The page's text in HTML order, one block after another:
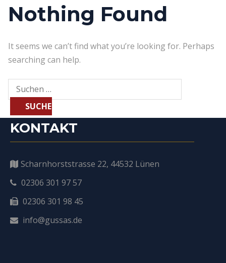
Nothing Found
It seems we can’t find what you’re looking for. Perhaps
searching can help.
nach:
KONTAKT
Scharnhorststrasse 22, 44532 Lünen
02306 301 97 57
02306 301 98 45
info@gussas.de